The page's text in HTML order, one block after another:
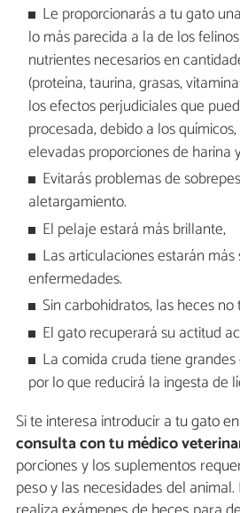
Le proporcionarás a tu gato
lo más parecida a la de los
nutrientes necesarios en
(proteína, taurina, grasas,
los efectos perjudiciales que
procesada, debido a los
elevadas proporciones de harina
Evitarás problemas de
aletargamiento.
El pelaje estará más brillante,
Las articulaciones estarán
enfermedades.
Sin carbohidratos, las heces
El gato recuperará su actitud
La comida cruda tiene
por lo que reducirá la ingesta de
Si te interesa introducir a tu gato
consulta con tu médico
porciones y los suplementos
peso y las necesidades del